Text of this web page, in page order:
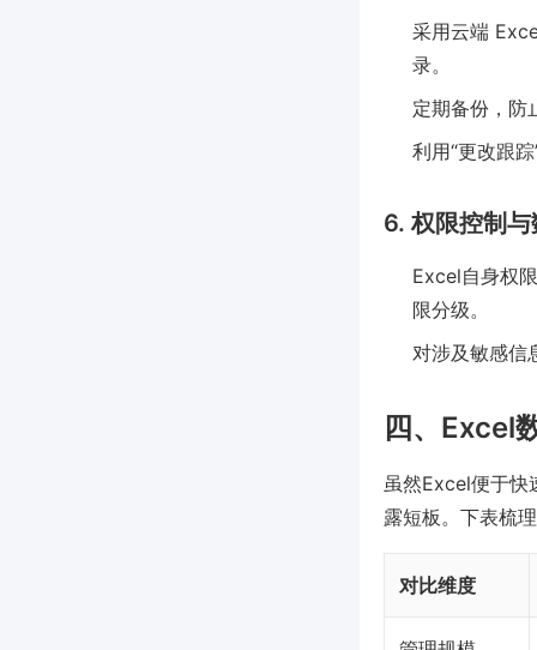
采用云端
录。
定期备份，防
利用“更改跟
6. 权限控制
Excel自身权
限分级。
对涉及敏感信
四、Excel
虽然Excel便于快
露短板。下表梳
对比维度